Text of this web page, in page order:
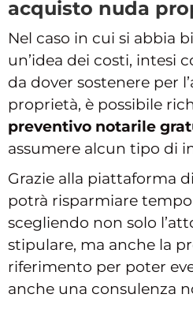
acquisto nuda
Nel caso in cui si abbia
un’idea dei costi, intesi
da dover sostenere per
proprietà, è possibile
preventivo notarile
assumere alcun tipo di
Grazie alla piattaforma
potrà risparmiare
scegliendo non solo
stipulare, ma anche la
riferimento per poter
anche una consulenza